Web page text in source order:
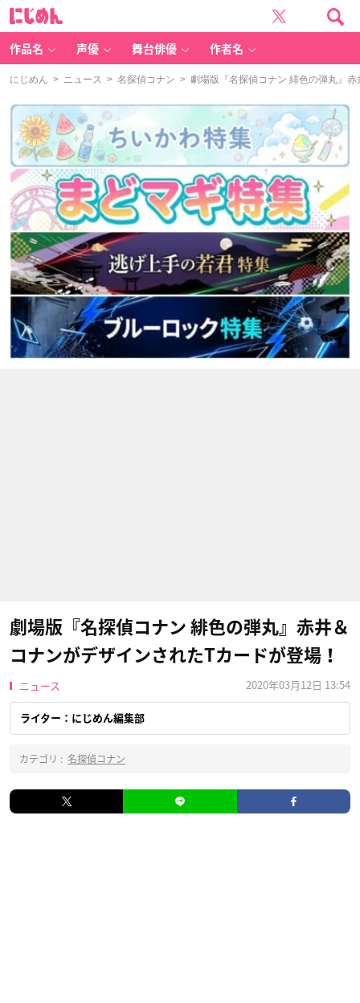
作品名 声優 舞台俳優 作者名
にじめん > ニュース > 名探偵コナン > 劇場版『名探偵コナン 緋色の弾丸』
劇場版『名探偵コナン 緋色の弾丸』赤井＆
コナンがデザインされたTカードが登場！
ニュース 2020年03月12日 13:54
ライター：にじめん編集部
カテゴリ : 名探偵コナン